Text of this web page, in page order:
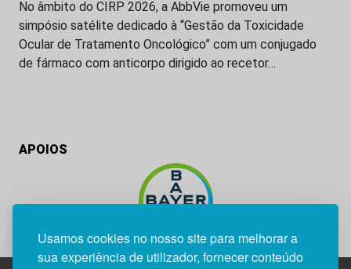
Usamos cookies no nosso site para melhorar a
sua experiência de utilizador, fornecer conteúdo
No âmbito do CIRP 2026, a AbbVie promoveu um
simpósio satélite dedicado à “Gestão da Toxicidade
Ocular de Tratamento Oncológico” com um conjugado
de fármaco com anticorpo dirigido ao recetor…
APOIOS